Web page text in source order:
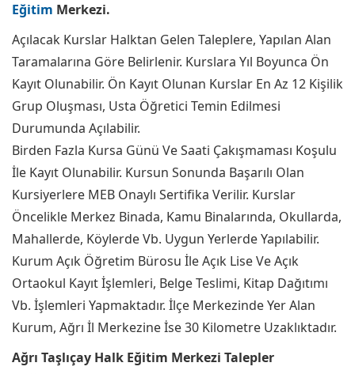
Eğitim Merkezi.
Açılacak Kurslar Halktan Gelen Taleplere, Yapılan Alan
Taramalarına Göre Belirlenir. Kurslara Yıl Boyunca Ön
Kayıt Olunabilir. Ön Kayıt Olunan Kurslar En Az 12 Kişilik
Grup Oluşması, Usta Öğretici Temin Edilmesi
Durumunda Açılabilir.
Birden Fazla Kursa Günü Ve Saati Çakışmaması Koşulu
İle Kayıt Olunabilir. Kursun Sonunda Başarılı Olan
Kursiyerlere MEB Onaylı Sertifika Verilir. Kurslar
Öncelikle Merkez Binada, Kamu Binalarında, Okullarda,
Mahallerde, Köylerde Vb. Uygun Yerlerde Yapılabilir.
Kurum Açık Öğretim Bürosu İle Açık Lise Ve Açık
Ortaokul Kayıt İşlemleri, Belge Teslimi, Kitap Dağıtımı
Vb. İşlemleri Yapmaktadır. İlçe Merkezinde Yer Alan
Kurum, Ağrı İl Merkezine İse 30 Kilometre Uzaklıktadır.
Ağrı Taşlıçay Halk Eğitim Merkezi Talepler